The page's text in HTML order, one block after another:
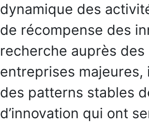
dynamique des
de récompense des
recherche auprès
entreprises
des patterns stables
d’innovation qui ont